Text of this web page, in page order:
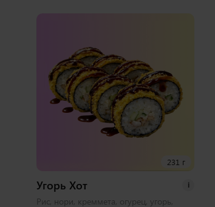
231 г
Угорь Хот i
Рис, нори, креммета, огурец, угорь,